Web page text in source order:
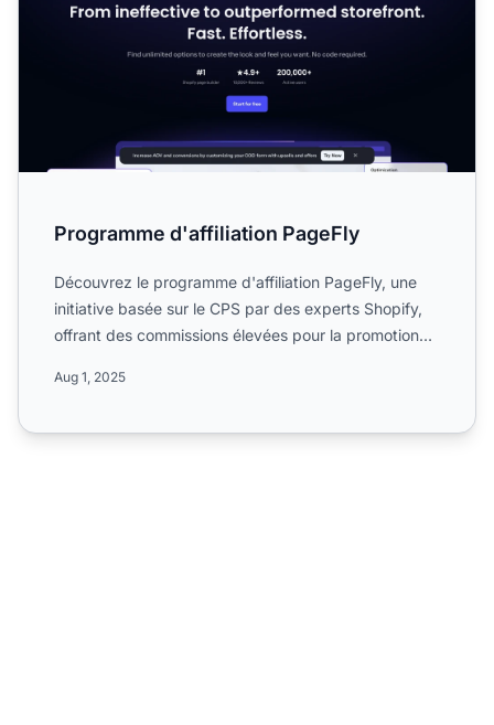
Programme d'affiliation PageFly
Découvrez le programme d'affiliation PageFly, une
initiative basée sur le CPS par des experts Shopify,
offrant des commissions élevées pour la promotion
Aug 1, 2025